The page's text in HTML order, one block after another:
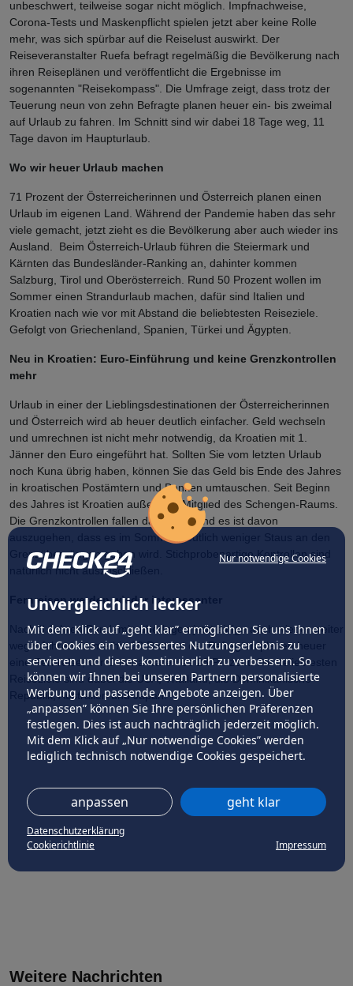
Nur notwendige Cookies
Unvergleichlich lecker
Mit dem Klick auf „geht klar” ermöglichen Sie uns Ihnen
über Cookies ein verbessertes Nutzungserlebnis zu
servieren und dieses kontinuierlich zu verbessern. So
können wir Ihnen bei unseren Partnern personalisierte
Werbung und passende Angebote anzeigen. Über
„anpassen” können Sie Ihre persönlichen Präferenzen
festlegen. Dies ist auch nachträglich jederzeit möglich.
Mit dem Klick auf „Nur notwendige Cookies” werden
lediglich technisch notwendige Cookies gespeichert.
anpassen geht klar
Datenschutzerklärung
Cookierichtlinie
Impressum
unbeschwert, teilweise sogar nicht möglich. Impfnachweise,
Corona-Tests und Maskenpflicht spielen jetzt aber keine Rolle
mehr, was sich spürbar auf die Reiselust auswirkt. Der
Reiseveranstalter Ruefa befragt regelmäßig die Bevölkerung nach
ihren Reiseplänen und veröffentlicht die Ergebnisse im
sogenannten "Reisekompass". Die Umfrage zeigt, dass trotz der
Teuerung neun von zehn Befragte planen heuer ein- bis zweimal
auf Urlaub zu fahren. Im Schnitt sind wir dabei 18 Tage weg, 11
Tage davon im Haupturlaub.
Wo wir heuer Urlaub machen
71 Prozent der Österreicherinnen und Österreich planen einen
Urlaub im eigenen Land. Während der Pandemie haben das sehr
viele gemacht, jetzt zieht es die Bevölkerung aber auch wieder ins
Ausland. Beim Österreich-Urlaub führen die Steiermark und
Kärnten das Bundesländer-Ranking an, dahinter kommen
Salzburg, Tirol und Oberösterreich. Rund 50 Prozent wollen im
Sommer einen Strandurlaub machen, dafür sind Italien und
Kroatien nach wie vor mit Abstand die beliebtesten Reiseziele.
Gefolgt von Griechenland, Spanien, Türkei und Ägypten.
Neu in Kroatien: Euro-Einführung und keine Grenzkontrollen
mehr
Urlaub in einer der Lieblingsdestinationen der Österreicherinnen
und Österreich wird ab heuer deutlich einfacher. Geld wechseln
und umrechnen ist nicht mehr notwendig, da Kroatien mit 1.
Jänner den Euro eingeführt hat. Sollten Sie vom letzten Urlaub
noch Kuna übrig haben, können Sie das Geld bis Ende des Jahres
in kroatischen Postämtern und Banken umtauschen. Seit Beginn
des Jahres ist Kroatien außerdem Mitglied des Schengen-Raums.
Die Grenzkontrollen fallen damit weg und es ist davon
auszugehen, dass es im Sommer deutlich weniger Staus an den
Grenzübergängen geben wird. Stichprobenartige Kontrollen sind
natürlich nicht auszuschließen.
Fernreisen werden wieder interessanter
Nach 3 Jahren Pandemie überlegen jetzt einige auch wieder weiter
wegzufahren. Immerhin 23 Prozent der Befragten planen heuer
eine Fernreise, vor Corona waren es 28 Prozent. Die beliebtesten
Reiseziele sind dabei die USA, Thailand, die Dominikanische
Republik, Australien und Japan.
Weitere Nachrichten